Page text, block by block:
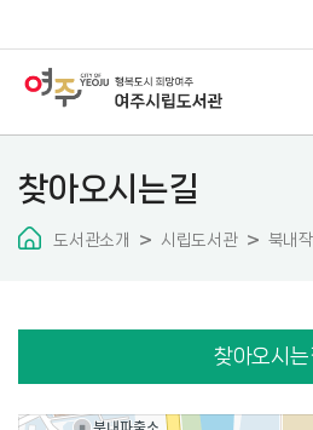
찾아오시는길
도서관소개 시립도서관 북내
찾아오시는
지도 건너뛰